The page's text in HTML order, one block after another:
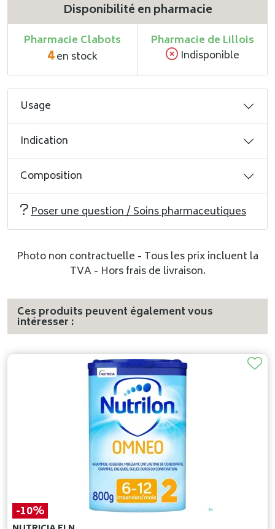
Disponibilité en pharmacie
Pharmacie Clabots
4en stock
Pharmacie de Lillois
Indisponible
Usage
Indication
Composition
Poser une question / Soins pharmaceutiques
Photo non contractuelle - Tous les prix incluent la
TVA - Hors frais de livraison.
Ces produits peuvent également vous
intéresser :
-10%